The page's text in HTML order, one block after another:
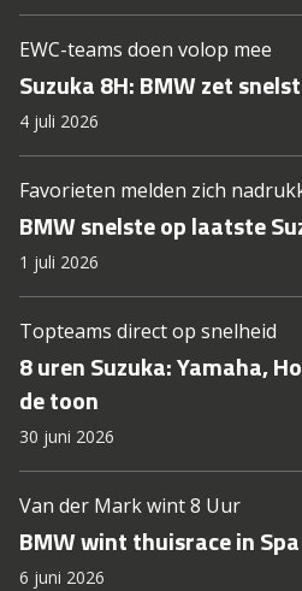
EWC-teams doen volop mee
Suzuka 8H: BMW zet
4 juli 2026
Favorieten melden zich
BMW snelste op laatste
1 juli 2026
Topteams direct op snelheid
8 uren Suzuka: Yamaha,
de toon
30 juni 2026
Van der Mark wint 8 Uur
BMW wint thuisrace in Spa
6 juni 2026